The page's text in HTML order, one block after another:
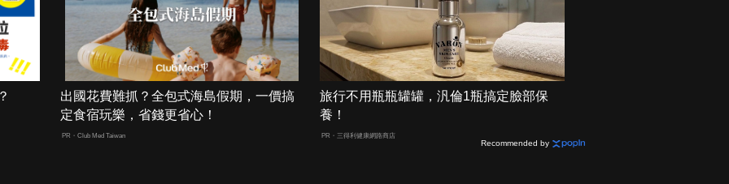
出國花費難抓？全包式海島假期，一價搞
定食宿玩樂，省錢更省心！
PR・Club Med Taiwan
旅行不用瓶瓶罐罐，汎倫1瓶搞定臉部保
養！
PR・三得利健康網路商店
Recommended by